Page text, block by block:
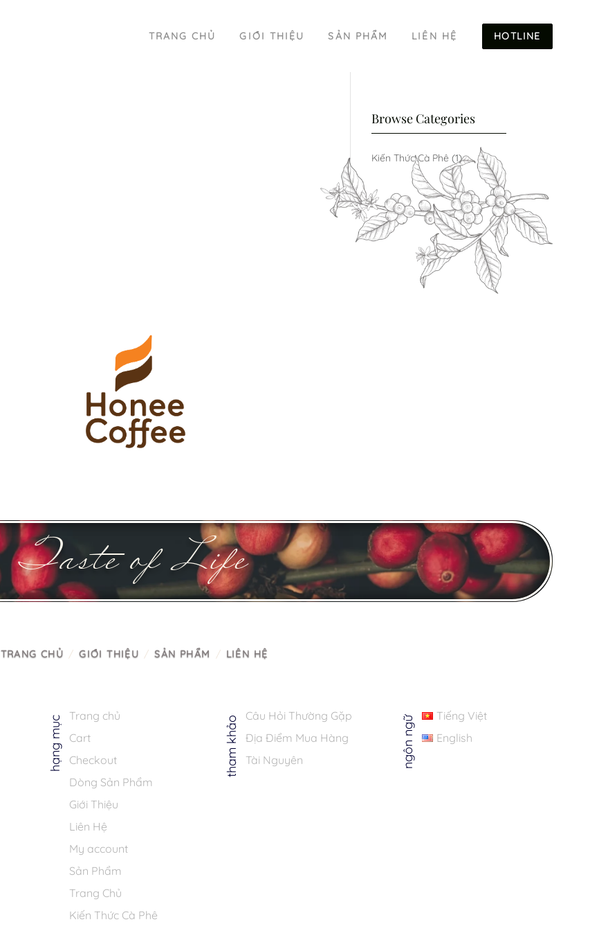
TRANG CHỦ GIỚI THIỆU SẢN PHẨM LIÊN HỆ HOTLINE
Browse Categories
Kiến Thức Cà Phê (1)
Taste of Life
TRANG CHỦ GIỚI THIỆU SẢN PHẨM LIÊN HỆ
hạng mục Trang chủ
Cart
Checkout
Dòng Sản Phẩm
Giới Thiệu
Liên Hệ
My account
Sản Phẩm
Trang Chủ
Kiến Thức Cà Phê
tham khảo
Câu Hỏi Thường Gặp
Địa Điểm Mua Hàng
Tài Nguyên
ngôn ngữ
Tiếng Việt
English